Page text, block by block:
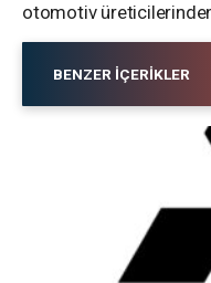
otomotiv
BENZER İÇERIKLER